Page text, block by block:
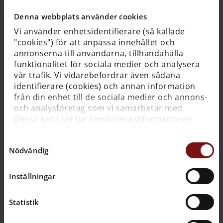
Denna webbplats använder cookies
Vi använder enhetsidentifierare (så kallade
"cookies") för att anpassa innehållet och
annonserna till användarna, tillhandahålla
funktionalitet för sociala medier och analysera
vår trafik. Vi vidarebefordrar även sådana
identifierare (cookies) och annan information
från din enhet till de sociala medier och annons-
och analysföretag som vi samarbetar med.
Dessa kan i sin tur kombinera informationen
tillhandahållit dem eller som de har samlat in
när du har använt deras tjänster. För mer
Nödvändig
Inställningar
Statistik
9.00 Svenska
9.20 Engelska
9.40 Engelska
10.20